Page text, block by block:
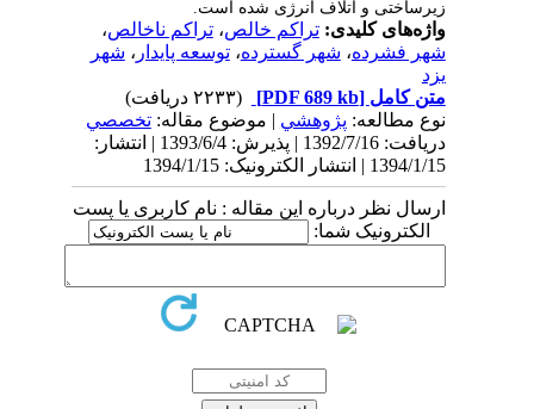
زیرساختی و اتلاف انرژی شده است.
واژه‌های کلیدی:تراکم خالص،تراکم ناخالص،
شهر فشرده،شهر گسترده،توسعه پایدار ، شهر
یزد
متن کامل[PDF 689 kb]
نوع مطالعه:پژوهشي| موضوع مقاله:تخصصي
دریافت: 1392/7/16 | پذیرش: 1393/6/4 | انتشار:
1394/1/15 | انتشار الکترونیک: 1394/1/15
ارسال نظر درباره این مقاله : نام کاربری یا پست
الکترونیک شما: